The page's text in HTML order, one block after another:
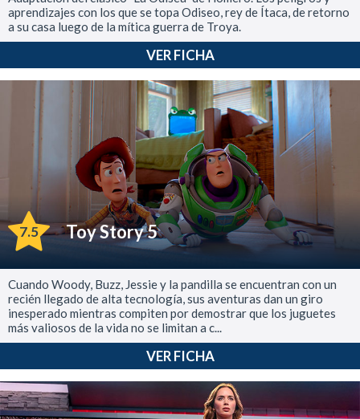
aprendizajes con los que se topa Odiseo, rey de Ítaca, de retorno
a su casa luego de la mítica guerra de Troya.
VER FICHA
7.5 Toy Story 5
Cuando Woody, Buzz, Jessie y la pandilla se encuentran con un
recién llegado de alta tecnología, sus aventuras dan un giro
inesperado mientras compiten por demostrar que los juguetes
más valiosos de la vida no se limitan a c...
VER FICHA